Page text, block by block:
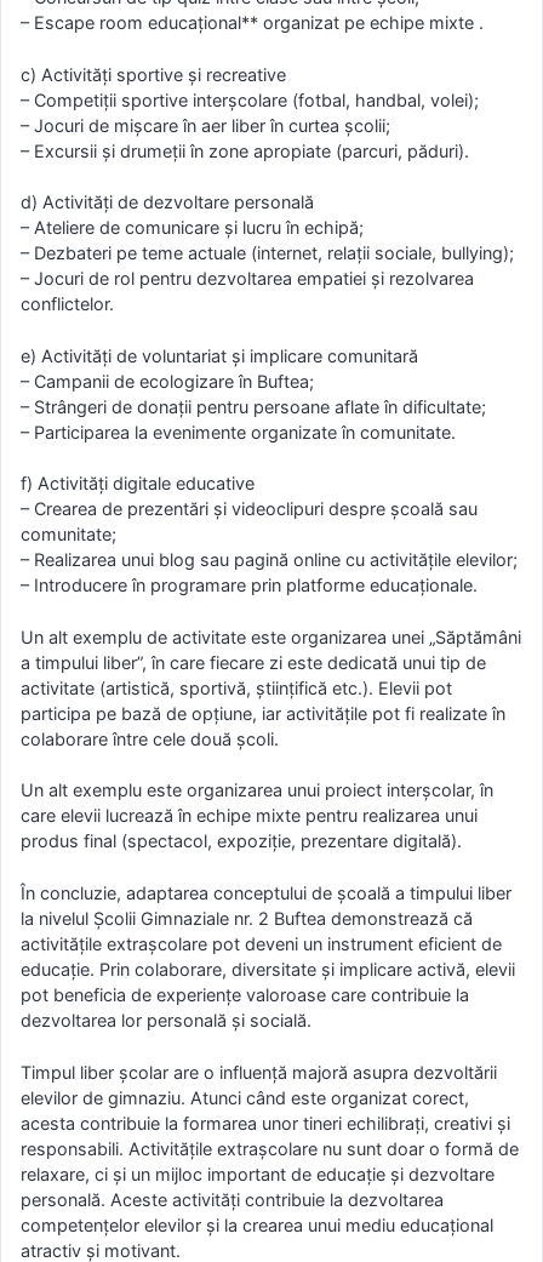
– Escape room educațional** organizat pe echipe mixte .
c) Activități sportive și recreative
– Competiții sportive interșcolare (fotbal, handbal, volei);
– Jocuri de mișcare în aer liber în curtea școlii;
– Excursii și drumeții în zone apropiate (parcuri, păduri).
d) Activități de dezvoltare personală
– Ateliere de comunicare și lucru în echipă;
– Dezbateri pe teme actuale (internet, relații sociale, bullying);
– Jocuri de rol pentru dezvoltarea empatiei și rezolvarea
conflictelor.
e) Activități de voluntariat și implicare comunitară
– Campanii de ecologizare în Buftea;
– Strângeri de donații pentru persoane aflate în dificultate;
– Participarea la evenimente organizate în comunitate.
f) Activități digitale educative
– Crearea de prezentări și videoclipuri despre școală sau
comunitate;
– Realizarea unui blog sau pagină online cu activitățile elevilor;
– Introducere în programare prin platforme educaționale.
Un alt exemplu de activitate este organizarea unei „Săptămâni
a timpului liber”, în care fiecare zi este dedicată unui tip de
activitate (artistică, sportivă, științifică etc.). Elevii pot
participa pe bază de opțiune, iar activitățile pot fi realizate în
colaborare între cele două școli.
Un alt exemplu este organizarea unui proiect interșcolar, în
care elevii lucrează în echipe mixte pentru realizarea unui
produs final (spectacol, expoziție, prezentare digitală).
În concluzie, adaptarea conceptului de școală a timpului liber
la nivelul Școlii Gimnaziale nr. 2 Buftea demonstrează că
activitățile extrașcolare pot deveni un instrument eficient de
educație. Prin colaborare, diversitate și implicare activă, elevii
pot beneficia de experiențe valoroase care contribuie la
dezvoltarea lor personală și socială.
Timpul liber școlar are o influență majoră asupra dezvoltării
elevilor de gimnaziu. Atunci când este organizat corect,
acesta contribuie la formarea unor tineri echilibrați, creativi și
responsabili. Activitățile extrașcolare nu sunt doar o formă de
relaxare, ci și un mijloc important de educație și dezvoltare
personală. Aceste activități contribuie la dezvoltarea
competențelor elevilor și la crearea unui mediu educațional
atractiv și motivant.